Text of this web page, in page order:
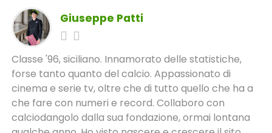
Giuseppe Patti
Classe '96, siciliano. Innamorato delle statistiche,
forse tanto quanto del calcio. Appassionato di
cinema e serie tv, oltre che di tutto quello che ha a
che fare con numeri e record. Collaboro con
calciodangolo dalla sua fondazione, ormai lontana